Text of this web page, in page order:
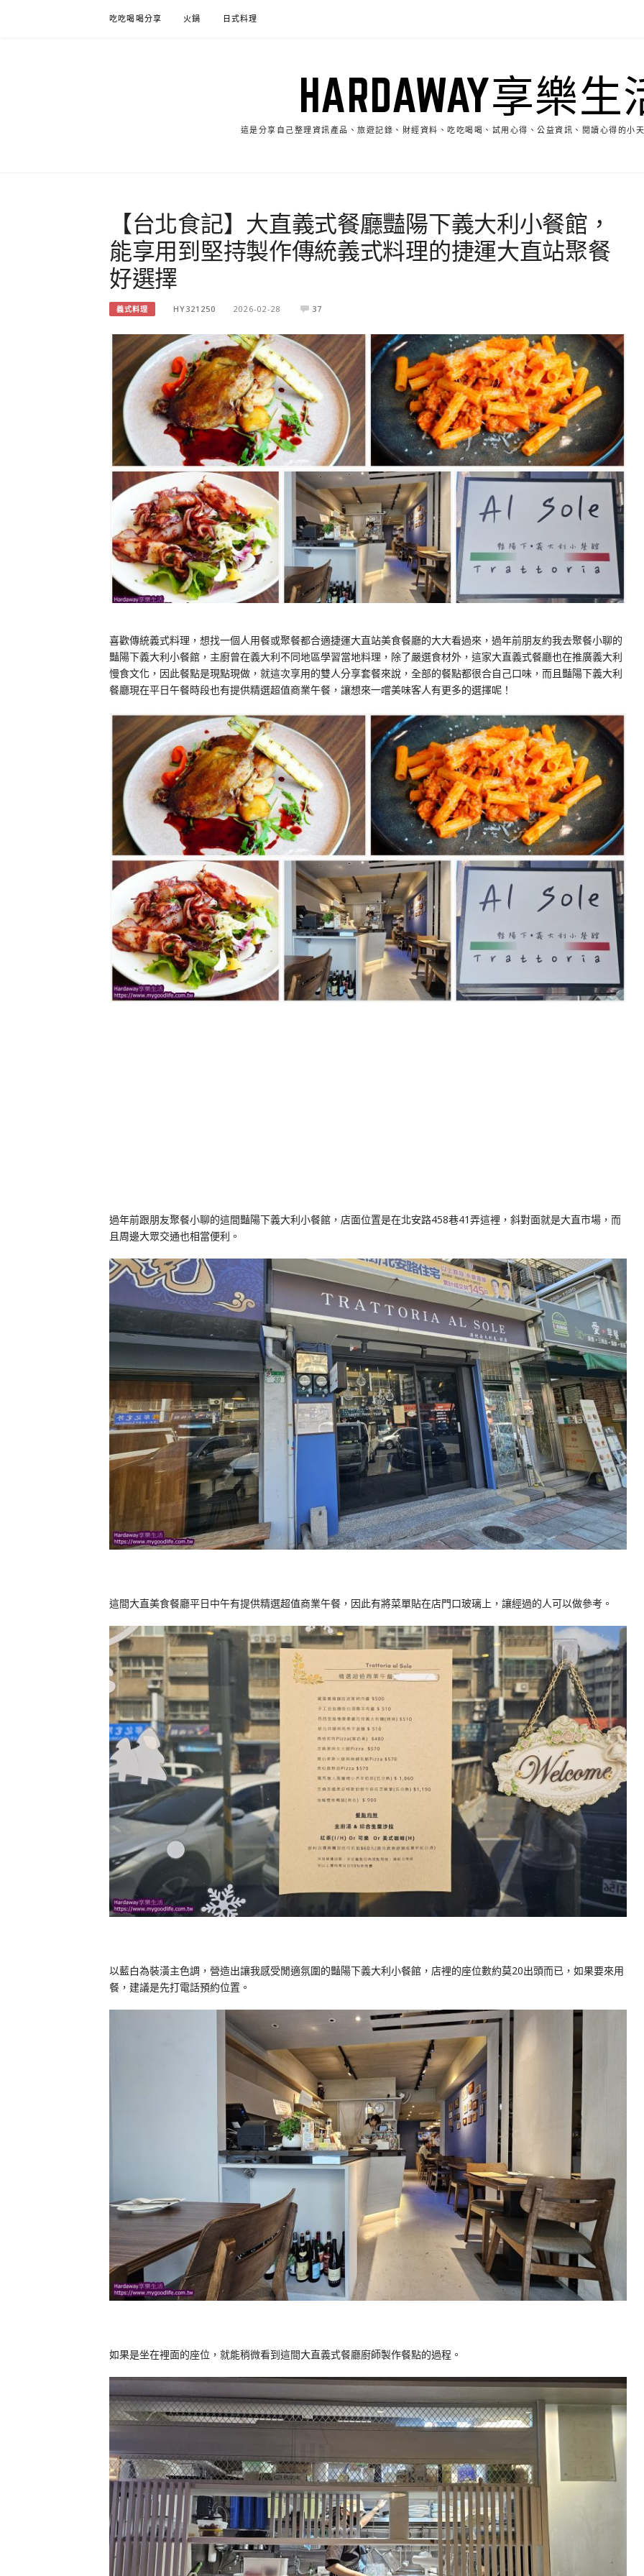
吃吃喝喝分享 火鍋 日式料理
HARDAWAY享樂生
這是分享自己整理資訊產品、旅遊記錄、財經資料、吃吃喝喝、試用心得、公益資訊、閱讀心得的小
【台北食記】大直義式餐廳豔陽下義大利小餐館，
能享用到堅持製作傳統義式料理的捷運大直站聚餐
好選擇
義式料理 HY321250 2026-02-28 37
喜歡傳統義式料理，想找一個人用餐或聚餐都合適捷運大直站美食餐廳的大大看過來，過年前朋友約我去聚餐小聊的
豔陽下義大利小餐館，主廚曾在義大利不同地區學習當地料理，除了嚴選食材外，這家大直義式餐廳也在推廣義大利
慢食文化，因此餐點是現點現做，就這次享用的雙人分享套餐來說，全部的餐點都很合自己口味，而且豔陽下義大利
餐廳現在平日午餐時段也有提供精選超值商業午餐，讓想來一嚐美味客人有更多的選擇呢！
過年前跟朋友聚餐小聊的這間豔陽下義大利小餐館，店面位置是在北安路458巷41弄這裡，斜對面就是大直市場，而
且周邊大眾交通也相當便利。
這間大直美食餐廳平日中午有提供精選超值商業午餐，因此有將菜單貼在店門口玻璃上，讓經過的人可以做參考。
以藍白為裝潢主色調，營造出讓我感受閒適氛圍的豔陽下義大利小餐館，店裡的座位數約莫20出頭而已，如果要來用
餐，建議是先打電話預約位置。
如果是坐在裡面的座位，就能稍微看到這間大直義式餐廳廚師製作餐點的過程。